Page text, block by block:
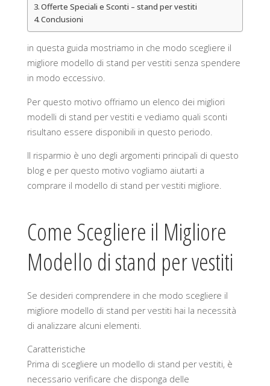
Offerte Speciali e Sconti – stand per vestiti
Conclusioni
in questa guida mostriamo in che modo scegliere il
migliore modello di stand per vestiti senza spendere
in modo eccessivo.
Per questo motivo offriamo un elenco dei migliori
modelli di stand per vestiti e vediamo quali sconti
risultano essere disponibili in questo periodo.
Il risparmio è uno degli argomenti principali di questo
blog e per questo motivo vogliamo aiutarti a
comprare il modello di stand per vestiti migliore.
Come Scegliere il Migliore
Modello di stand per vestiti
Se desideri comprendere in che modo scegliere il
migliore modello di stand per vestiti hai la necessità
di analizzare alcuni elementi.
Caratteristiche
Prima di scegliere un modello di stand per vestiti, è
necessario verificare che disponga delle